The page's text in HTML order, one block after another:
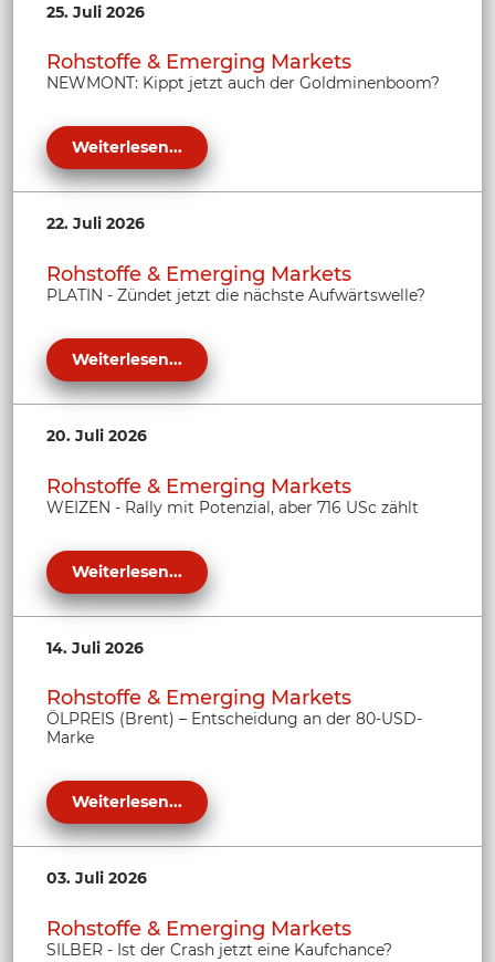
25. Juli 2026
Rohstoffe & Emerging Markets
NEWMONT: Kippt jetzt auch der Goldminenboom?
Weiterlesen...
22. Juli 2026
Rohstoffe & Emerging Markets
PLATIN - Zündet jetzt die nächste Aufwärtswelle?
Weiterlesen...
20. Juli 2026
Rohstoffe & Emerging Markets
WEIZEN - Rally mit Potenzial, aber 716 USc zählt
Weiterlesen...
14. Juli 2026
Rohstoffe & Emerging Markets
ÖLPREIS (Brent) – Entscheidung an der 80-USD-
Marke
Weiterlesen...
03. Juli 2026
Rohstoffe & Emerging Markets
SILBER - Ist der Crash jetzt eine Kaufchance?